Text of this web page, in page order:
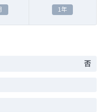
1年
否